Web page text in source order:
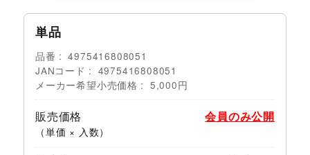
単品
品番
4975416808051
JANコード
4975416808051
メーカー希望小売価格
5,000円
販売価格
（単価 × 入数）
会員のみ公開